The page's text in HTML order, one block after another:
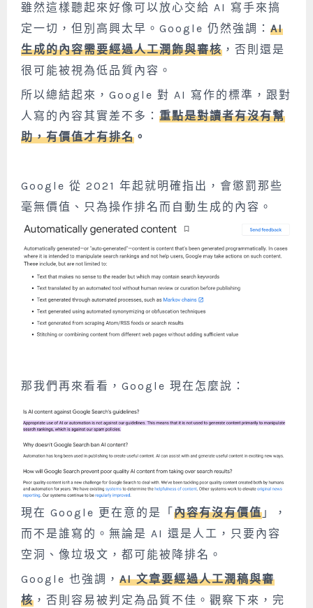
雖然這樣聽起來好像可以放心交給 AI 寫手來搞
定一切，但別高興太早。 Google 仍然強調： AI
生成的內容需要經過人工潤飾與審核 ，否則還是
很可能被視為低品質內容。
所以總結起來， Google 對 AI 寫作的標準，跟對
人寫的內容其實差不多： 重點是對讀者有沒有幫
助，有價值才有排名 。
Google 從 2021 年起就明確指出，會懲罰那些
毫無價值、只為操作排名而自動生成的內容。
那我們再來看看，Google 現在怎麼說：
現在 Google 更在意的是「 內容有沒有價值 」，
而不是誰寫的。無論是 AI 還是人工，只要內容
空洞、像垃圾文，都可能被降排名。
Google 也強調， AI 文章要經過人工潤稿與審
核 ，否則容易被判定為品質不佳。觀察下來，完